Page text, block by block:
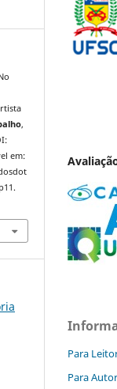
,
em:
Para
Para